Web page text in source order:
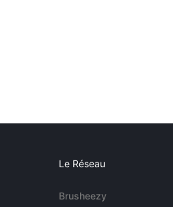
Le Réseau
Brusheezy